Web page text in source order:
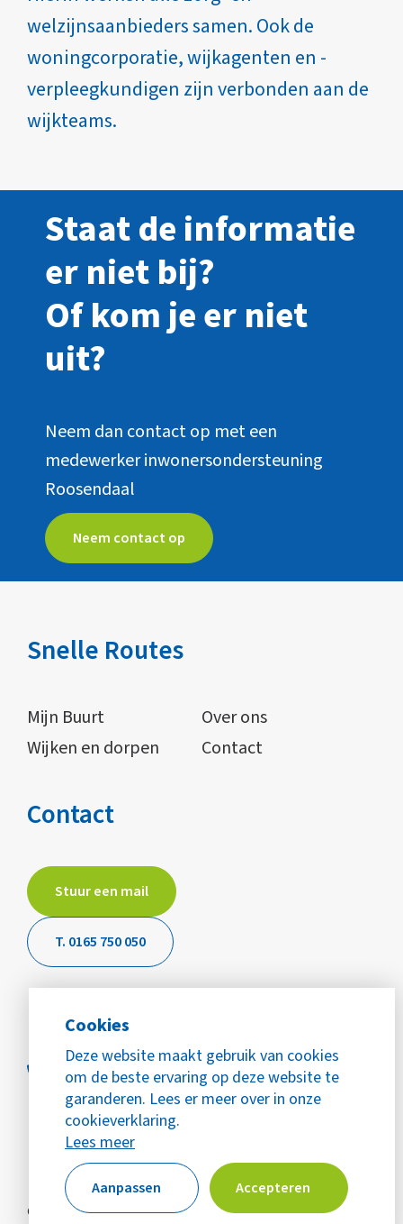
Cookies
Deze website maakt gebruik van cookies
om de beste ervaring op deze website te
garanderen. Lees er meer over in onze
cookieverklaring.
Lees meer
Aanpassen Accepteren
welzijnsaanbieders samen. Ook de
woningcorporatie, wijkagenten en -
verpleegkundigen zijn verbonden aan de
wijkteams.
Staat de informatie
er niet bij?
Of kom je er niet
uit?
Neem dan contact op met een
medewerker inwonersondersteuning
Roosendaal
Neem contact op
Snelle Routes
Mijn Buurt
Over ons
Wijken en dorpen
Contact
Contact
Stuur een mail
T. 0165 750 050
© Copyright 2026 WijZijn Mijn Buurt
Alle rechten voorbehouden